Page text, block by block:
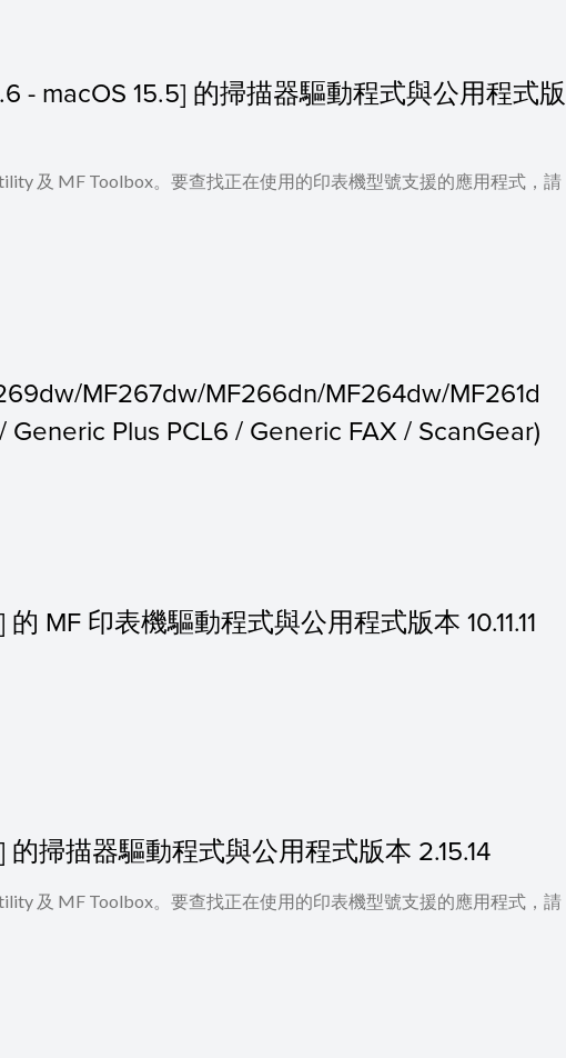
- macOS 15.5] 的掃描器驅動程式與公用程式版
及 MF Toolbox。要查找正在使用的印表機型號支援的應用程式，請
MF267dw/MF266dn/MF264dw/MF261d
Generic Plus PCL6 / Generic FAX / ScanGear)
的 MF 印表機驅動程式與公用程式版本 10.11.11
的掃描器驅動程式與公用程式版本 2.15.14
及 MF Toolbox。要查找正在使用的印表機型號支援的應用程式，請